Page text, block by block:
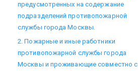
предусмотренных на содержание
подразделений противопожарной
службы города Москвы.
2. Пожарные и иные работники
противопожарной службы города
Москвы и проживающие совместно с